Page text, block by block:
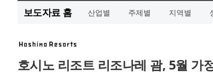
보도자료 홈 산업별 주제별 지역별
호시노 리조트 리조나레 괌, 5월 가